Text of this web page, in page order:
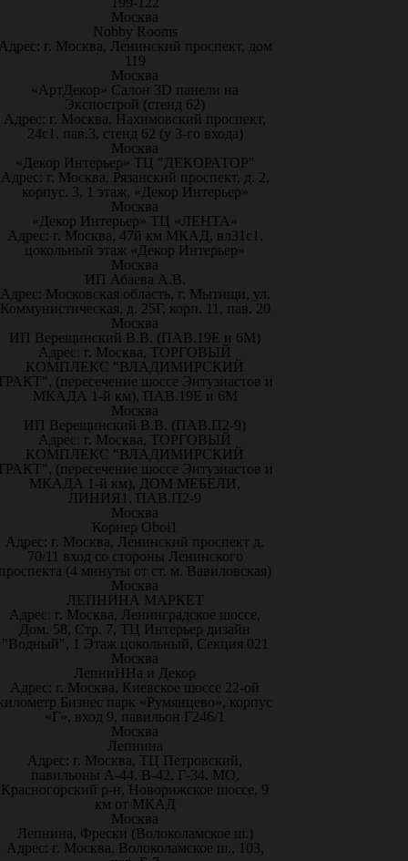
Москва
Nobby Rooms
г. Москва, Ленинский проспект, дом
119
Москва
«АртДекор» Салон 3D панели на
Экспострой (стенд 62)
Адрес: г. Москва, Нахимовский проспект,
24с1, пав.3, стенд 62 (у 3-го входа)
Москва
«Декор Интерьер» ТЦ "ДЕКОРАТОР"
Адрес: г. Москва, Рязанский проспект, д. 2,
корпус. 3, 1 этаж, «Декор Интерьер»
Москва
«Декор Интерьер» ТЦ «ЛЕНТА»
Адрес: г. Москва, 47й км МКАД, вл31с1,
цокольный этаж «Декор Интерьер»
Москва
ИП Абаева А.В.
Адрес: Московская область, г. Мытищи, ул.
Коммунистическая, д. 25Г, корп. 11, пав. 20
Москва
ИП Верещинский В.В. (ПАВ.19Е и 6М)
Адрес: г. Москва, ТОРГОВЫЙ
КОМПЛЕКС "ВЛАДИМИРСКИЙ
(пересечение шоссе Энтузиастов и
МКАДА 1-й км), ПАВ.19Е и 6М
Москва
ИП Верещинский В.В. (ПАВ.П2-9)
Адрес: г. Москва, ТОРГОВЫЙ
КОМПЛЕКС "ВЛАДИМИРСКИЙ
(пересечение шоссе Энтузиастов и
МКАДА 1-й км), ДОМ МЕБЕЛИ,
ЛИНИЯ1, ПАВ.П2-9
Москва
Корнер Oboi1
Адрес: г. Москва, Ленинский проспект д.
70/11 вход со стороны Ленинского
(4 минуты от ст. м. Вавиловская)
Москва
ЛЕПНИНА МАРКЕТ
Адрес: г. Москва, Ленинградское шоссе,
Дом. 58, Стр. 7, ТЦ Интерьер дизайн
"Водный", 1 Этаж цокольный, Секция 021
Москва
ЛепниННа и Декор
Адрес: г. Москва, Киевское шоссе 22-ой
Бизнес парк «Румянцево», корпус
«Г», вход 9, павильон Г246/1
Москва
Лепнина
Адрес: г. Москва, ТЦ Петровский,
павильоны А-44, В-42, Г-34. МО,
Красногорский р-н, Новорижское шоссе, 9
км от МКАД
Москва
Лепнина, Фрески (Волоколамское ш.)
Адрес: г. Москва, Волоколамское ш., 103,